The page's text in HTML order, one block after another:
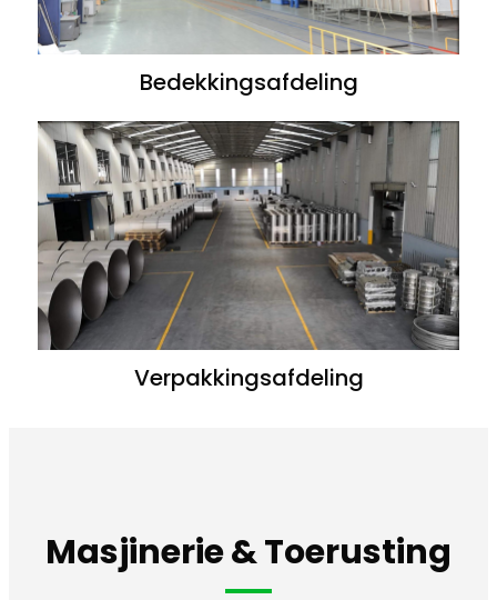
Bedekkingsafdeling
Verpakkingsafdeling
Masjinerie & Toerusting